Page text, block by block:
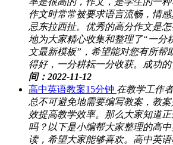
作文时常常被要求语言流畅，情
忌东拉西扯。优秀的高分作文是
地为大家精心收集和整理了“一分
文最新模板”，希望能对您有所帮
得好，一分耕耘一分收获。成功
间：2022-11-12
高中英语教案15分钟 在教学工作
总不可避免地需要编写教案，教
效提高教学效率。那么大家知道
吗？以下是小编帮大家整理的高
读，希望大家能够喜欢。高中英